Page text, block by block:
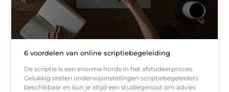
6 voordelen van online scriptiebegeleiding
De scriptie is een enorme horde in het afstudeerproces.
Gelukkig stellen onderwijsinstellingen scriptiebegeleiders
beschikbaar en kun je altijd een studiegenoot om advies